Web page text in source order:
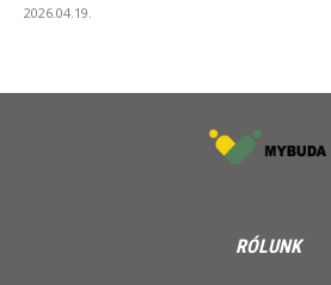
2026.04.19.
RÓLUNK